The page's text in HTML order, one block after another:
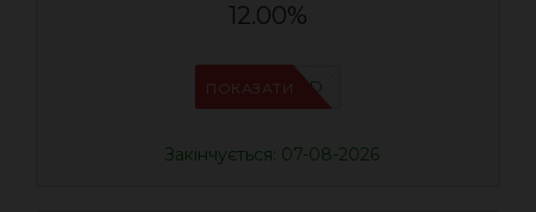
12.00%
IFPZ5PBD
ПОКАЗАТИ
Закінчується: 07-08-2026